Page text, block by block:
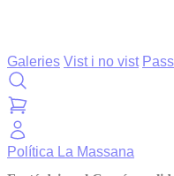
Galeries Vist i no vist
Política La Massana